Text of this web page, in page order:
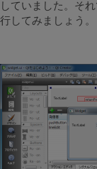
していました。そ
行してみましょう。